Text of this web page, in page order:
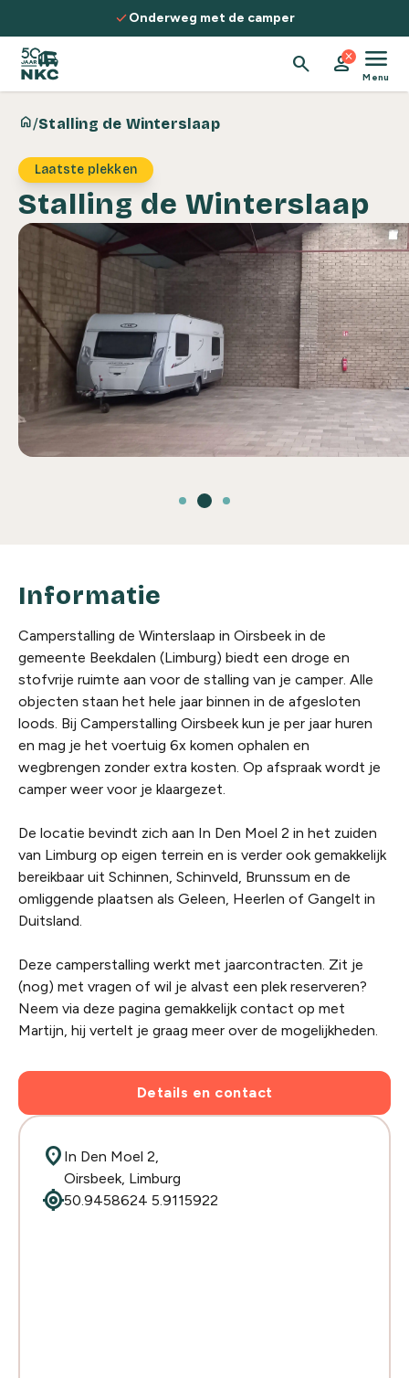
Spring naar de inhoud
checkOnderweg met de camper
search person
close menu
Menu
home/Stalling de Winterslaap
Laatste plekken
Stalling de Winterslaap
Informatie
Camperstalling de Winterslaap in Oirsbeek in de
gemeente Beekdalen (Limburg) biedt een droge en
stofvrije ruimte aan voor de stalling van je camper. Alle
objecten staan het hele jaar binnen in de afgesloten
loods. Bij Camperstalling Oirsbeek kun je per jaar huren
en mag je het voertuig 6x komen ophalen en
wegbrengen zonder extra kosten. Op afspraak wordt je
camper weer voor je klaargezet.
De locatie bevindt zich aan In Den Moel 2 in het zuiden
van Limburg op eigen terrein en is verder ook gemakkelijk
bereikbaar uit Schinnen, Schinveld, Brunssum en de
omliggende plaatsen als Geleen, Heerlen of Gangelt in
Duitsland.
Deze camperstalling werkt met jaarcontracten. Zit je
(nog) met vragen of wil je alvast een plek reserveren?
Neem via deze pagina gemakkelijk contact op met
Martijn, hij vertelt je graag meer over de mogelijkheden.
Details en contact
location_on In Den Moel 2,
Oirsbeek, Limburg
my_location50.9458624 5.9115922